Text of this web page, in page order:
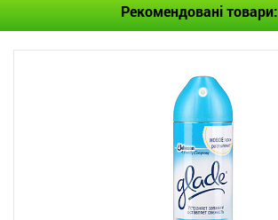
Рекомендовані товари: